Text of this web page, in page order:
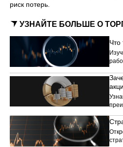
риск потерь.
УЗНАЙТЕ БОЛЬШЕ О
Что